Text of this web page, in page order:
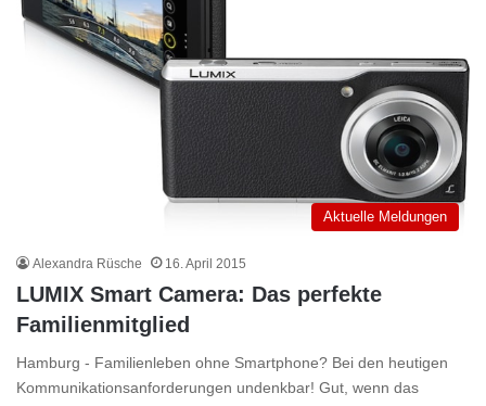
Aktuelle Meldungen
Alexandra Rüsche 16. April 2015
LUMIX Smart Camera: Das perfekte
Familienmitglied
Hamburg - Familienleben ohne Smartphone? Bei den heutigen
Kommunikationsanforderungen undenkbar! Gut, wenn das